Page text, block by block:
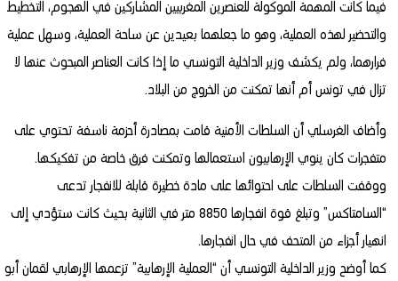
فيما كانت المهمة الموكولة للعنصرين المغربيين المشاركين في الهجوم، التخطيط
والتحضير لهذه العملية، وهو ما جعلهما بعيدين عن ساحة العملية، وسهل عملية
فرارهما، ولم يكشف وزير الداخلية التونسي ما إذا كانت العناصر المبحوث عنها لا
تزال في تونس أم أنها تمكنت من الخروج من البلاد.
وأضاف الغرسلي أن السلطات الأمنية قامت بمصادرة أحزمة ناسفة تحتوي على
متفجرات كان ينوي الإرهابيون استعمالها وتمكنت فرق خاصة من تفكيكها.
ووقفت السلطات على احتوائها على مادة خطيرة قابلة للانفجار تدعى
“السامتاكس” وتبلغ قوة انفجارها 8850 متر في الثانية بحيث كانت ستؤدي إلى
انهيار أجزاء من المتحف في حال انفجارها.
كما أوضح وزير الداخلية التونسي أن “العملية الإرهابية” تزعمها الإرهابي لقمان أبو